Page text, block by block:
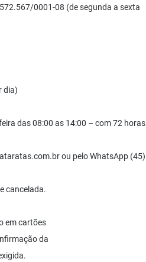
0001-08 (de segunda a sexta
dia)
das 08:00 as 14:00 – com 72 horas
ou pelo WhatsApp (45)
cancelada.
em cartões
da